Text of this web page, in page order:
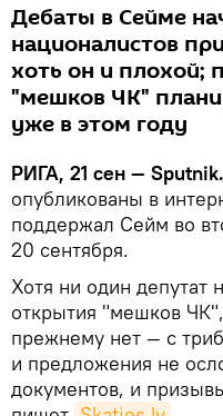
Дебаты в Сейме
националистов
хоть он и плохой;
"мешков ЧК"
уже в этом году
РИГА, 21 сен — Sputnik.
опубликованы в
поддержал Сейм во
20 сентября.
Хотя ни один депутат
открытия "мешков
прежнему нет — с
и предложения не
документов, и